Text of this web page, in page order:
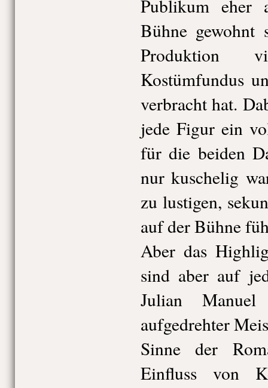
Publikum eher
Bühne
Produktion
Kostümfundus
verbracht hat.
jede Figur ein
für die beiden
nur kuschelig
zu lustigen,
auf der Bühne
Aber das
sind aber auf
Julian
aufgedrehter
Sinne der
Einfluss von